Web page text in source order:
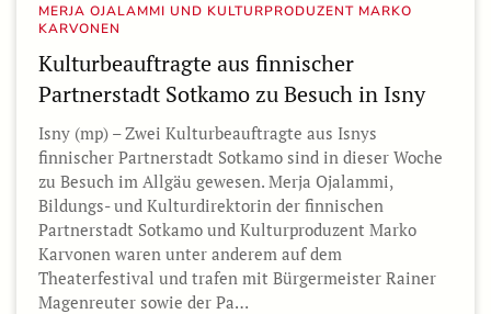
MERJA OJALAMMI UND KULTURPRODUZENT MARKO
KARVONEN
Kulturbeauftragte aus finnischer
Partnerstadt Sotkamo zu Besuch in Isny
Isny (mp) – Zwei Kulturbeauftragte aus Isnys
finnischer Partnerstadt Sotkamo sind in dieser Woche
zu Besuch im Allgäu gewesen. Merja Ojalammi,
Bildungs- und Kulturdirektorin der finnischen
Partnerstadt Sotkamo und Kulturproduzent Marko
Karvonen waren unter anderem auf dem
Theaterfestival und trafen mit Bürgermeister Rainer
Magenreuter sowie der Pa…